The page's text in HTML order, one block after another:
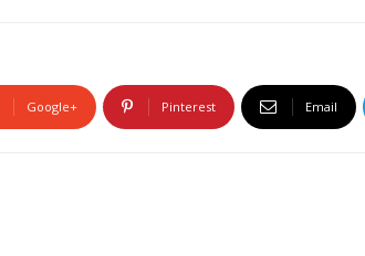
Google+ Pinterest Email